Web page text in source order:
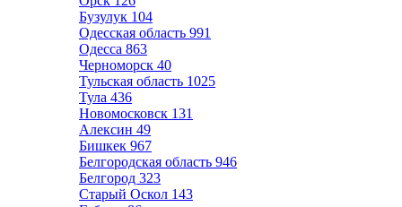
Бузулук 104
Одесская область 991
Одесса 863
Черноморск 40
Тульская область 1025
Тула 436
Новомосковск 131
Алексин 49
Бишкек 967
Белгородская область 946
Белгород 323
Старый Оскол 143